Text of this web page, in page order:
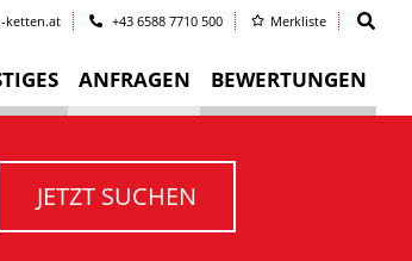
ketten.at +43 6588 7710 500 Merkliste
ANFRAGEN BEWERTUNGEN
JETZT SUCHEN